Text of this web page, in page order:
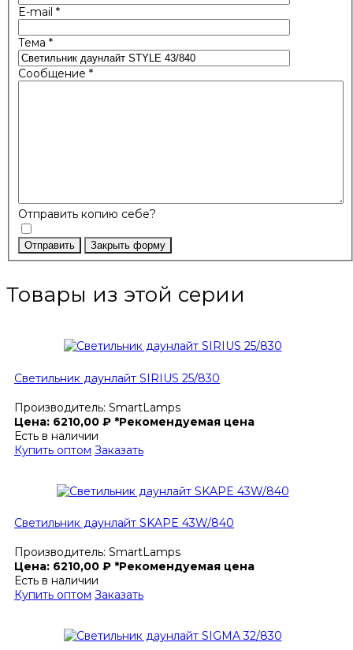
E-mail *
Тема *
Сообщение *
Отправить копию себе?
Отправить Закрыть форму
Товары из этой серии
Светильник даунлайт SIRIUS 25/830
Производитель: SmartLamps
Цена: 6210,00 ₽ *Рекомендуемая цена
Есть в наличии
Купить оптом Заказать
Светильник даунлайт SKAPE 43W/840
Производитель: SmartLamps
Цена: 6210,00 ₽ *Рекомендуемая цена
Есть в наличии
Купить оптом Заказать